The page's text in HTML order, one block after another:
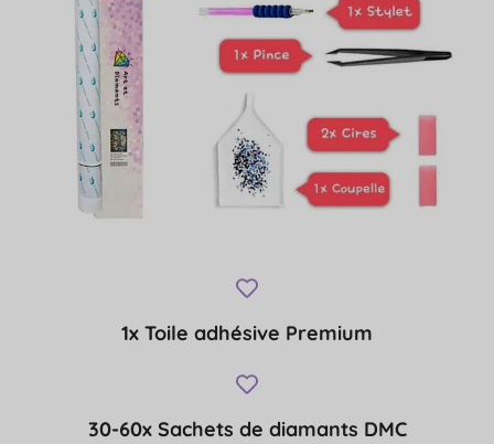
1x Toile adhésive Premium
30-60x Sachets de diamants DMC